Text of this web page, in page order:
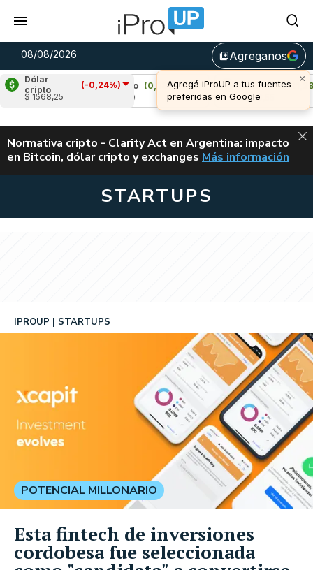
08/08/2026 library_addAgreganos
×
Agregá iProUP a tus fuentes
preferidas en Google
Dólar
cripto
(-0,24%)
$ 1568,25
Cardano (0,38%)
Avalanche (1,28%)
u$s 6,55
ALERTA
Normativa cripto - Clarity Act en Argentina: impacto
en Bitcoin, dólar cripto y exchanges CLARITY ACT EN
Más información
STARTUPS
IPROUP STARTUPS
POTENCIAL MILLONARIO
Esta fintech de inversiones
cordobesa fue seleccionada